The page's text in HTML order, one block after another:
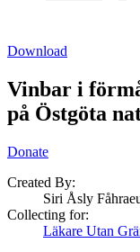
Download
Vinbar i
på Östgöta
Donate
Created By:
Siri Åsly
Collecting for:
Läkare Utan